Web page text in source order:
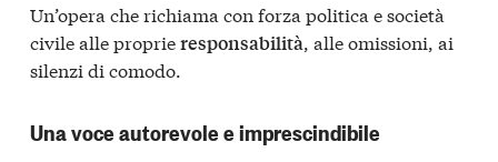
Un’opera che richiama con forza politica e società
civile alle proprieresponsabilità, alle omissioni, ai
silenzi di comodo.
Una voce autorevole e imprescindibile